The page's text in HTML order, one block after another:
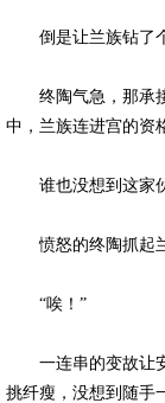
倒是让兰族钻了个
终陶气急，那承接
中，兰族连进宫的资
谁也没想到这家伙
愤怒的终陶抓起兰
“唉！”
一连串的变故让安
挑纤瘦，没想到随手